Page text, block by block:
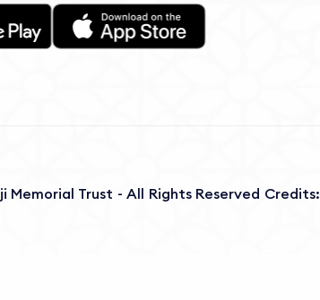
Memorial Trust - All Rights Reserved Credits: